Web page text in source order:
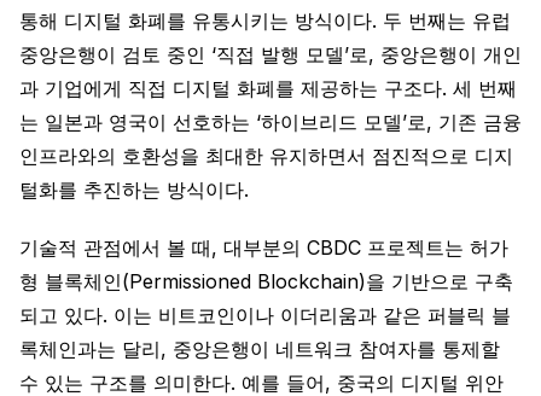
통해 디지털 화폐를 유통시키는 방식이다. 두 번째는 유럽
중앙은행이 검토 중인 ‘직접 발행 모델’로, 중앙은행이 개인
과 기업에게 직접 디지털 화폐를 제공하는 구조다. 세 번째
는 일본과 영국이 선호하는 ‘하이브리드 모델’로, 기존 금융
인프라와의 호환성을 최대한 유지하면서 점진적으로 디지
털화를 추진하는 방식이다.
기술적 관점에서 볼 때, 대부분의 CBDC 프로젝트는 허가
형 블록체인(Permissioned Blockchain)을 기반으로 구축
되고 있다. 이는 비트코인이나 이더리움과 같은 퍼블릭 블
록체인과는 달리, 중앙은행이 네트워크 참여자를 통제할
수 있는 구조를 의미한다. 예를 들어, 중국의 디지털 위안